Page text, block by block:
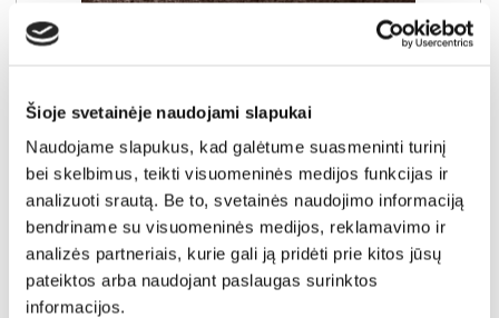
Šioje svetainėje naudojami slapukai
Naudojame slapukus, kad galėtume suasmeninti turinį
bei skelbimus, teikti visuomeninės medijos funkcijas ir
analizuoti srautą. Be to, svetainės naudojimo informaciją
bendriname su visuomeninės medijos, reklamavimo ir
analizės partneriais, kurie gali ją pridėti prie kitos jūsų
pateiktos arba naudojant paslaugas surinktos
informacijos.
NAUJIENA YRA SANDĖLYJE
TESSA-3R (III gr.) sofa-lova (Amari-954)
Išmatavimai: A:93cmP:210cm G:112cm
Miegamoji dalis:
P: 164cm I:210cm
Kaina galioja individualiems
užsakymams
670€
Skirtumas tarp užsakomų ir sandėlyje
esančių prekių kainų
- 21€